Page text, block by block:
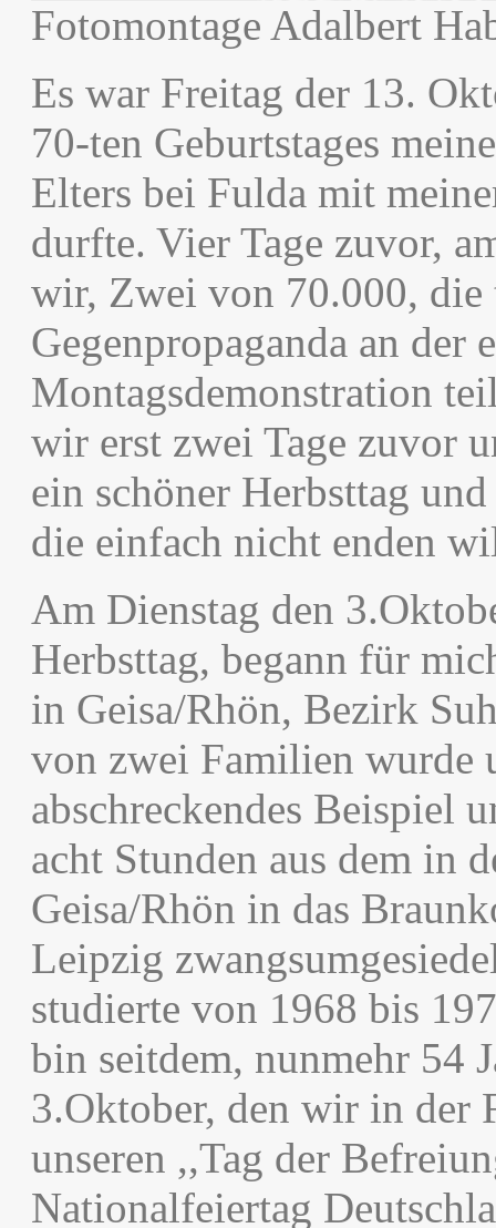
Fotomontage Adalbert
Es war Freitag der 13.
70-ten Geburtstages
Elters bei Fulda mit
durfte. Vier Tage zuvor,
wir, Zwei von 70.000, die
Gegenpropaganda an der
Montagsdemonstration
wir erst zwei Tage zuvor
ein schöner Herbsttag
die einfach nicht enden
Am Dienstag den
Herbsttag, begann für
in Geisa/Rhön, Bezirk
von zwei Familien wurde
abschreckendes Beispiel
acht Stunden aus dem in
Geisa/Rhön in das
Leipzig
studierte von 1968 bis
bin seitdem, nunmehr 54
3.Oktober, den wir in der
unseren ,,Tag der
Nationalfeiertag